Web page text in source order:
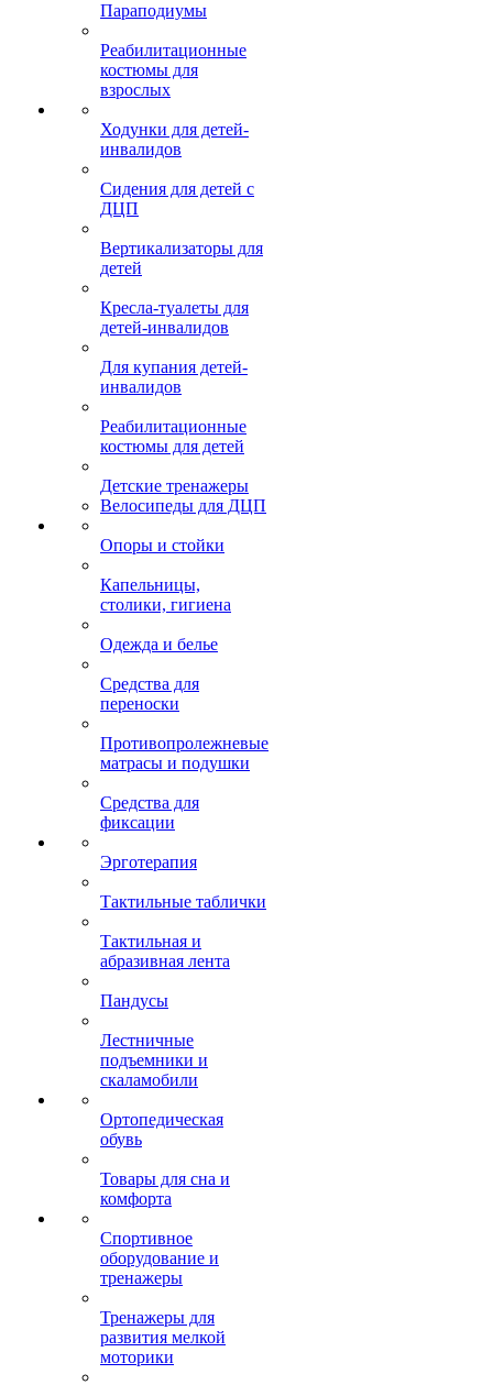
Параподиумы
Реабилитационные
костюмы для
взрослых
Ходунки для детей-
инвалидов
Сидения для детей с
ДЦП
Вертикализаторы для
детей
Кресла-туалеты для
детей-инвалидов
Для купания детей-
инвалидов
Реабилитационные
костюмы для детей
Детские тренажеры
Велосипеды для ДЦП
Опоры и стойки
Капельницы,
столики, гигиена
Одежда и белье
Средства для
переноски
Противопролежневые
матрасы и подушки
Средства для
фиксации
Эрготерапия
Тактильные таблички
Тактильная и
абразивная лента
Пандусы
Лестничные
подъемники и
скаламобили
Ортопедическая
обувь
Товары для сна и
комфорта
Спортивное
оборудование и
тренажеры
Тренажеры для
развития мелкой
моторики